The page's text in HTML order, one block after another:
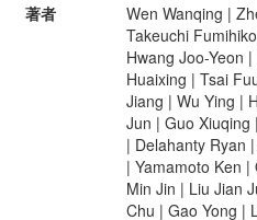
著者
Wen Wanqing |
Takeuchi
Hwang Joo-Yeon
Huaixing | Tsai
Jiang | Wu Ying |
Jun | Guo Xiuqing
| Delahanty Ryan
| Yamamoto Ken
Min Jin | Liu Jian
Chu | Gao Yong |